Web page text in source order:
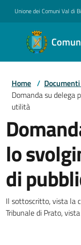
Unione dei Comuni Val di
Comune
di
Vaiano
Amministrazione
Servizi
Home /
Domanda su delega
utilità
lo
di
Il sottoscritto, vista la
Tribunale di Prato,